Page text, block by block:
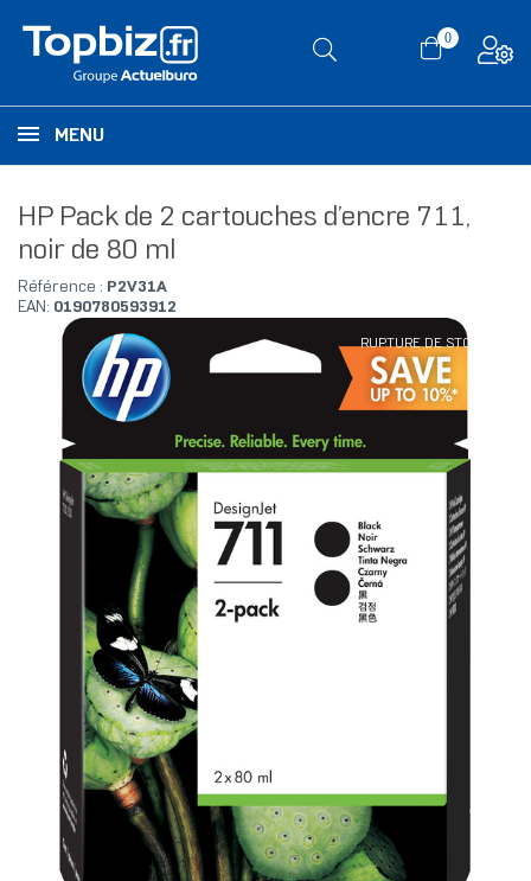
0
MENU
HP Pack de 2 cartouches d’encre 711,
noir de 80 ml
Référence : P2V31A
EAN: 0190780593912
RUPTURE DE STOCK